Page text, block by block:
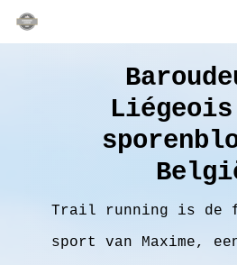
Skip
to
Trail running is de
sport van Maxime,